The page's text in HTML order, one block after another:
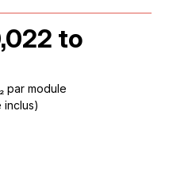
to
par module
inclus)